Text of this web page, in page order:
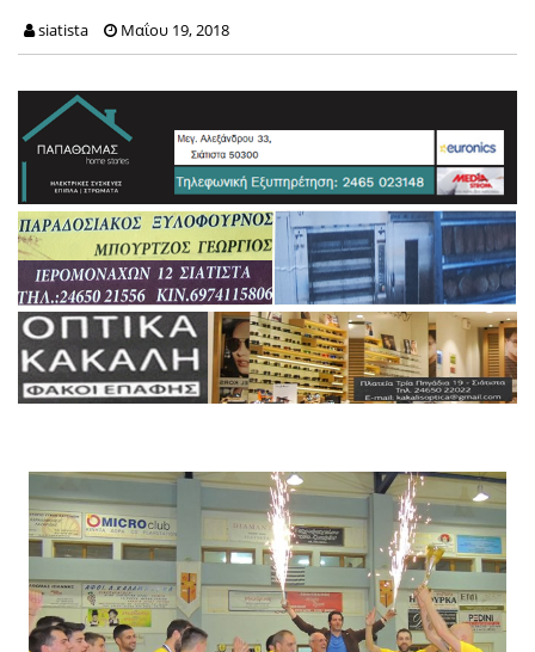
siatista Μαΐου 19, 2018